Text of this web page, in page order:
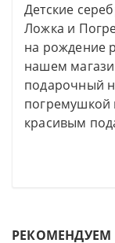
Детские
Ложка и
на рождение
нашем
подарочный
погремушкой
красивым
РЕКОМЕНДУЕМ